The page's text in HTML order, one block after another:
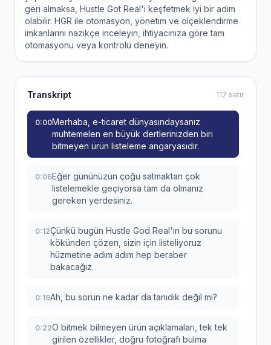
geri almaksa, Hustle Got Real'i keşfetmek iyi bir adım
olabilir. HGR ile otomasyon, yönetim ve ölçeklendirme
imkanlarını nazikçe inceleyin, ihtiyacınıza göre tam
otomasyonu veya kontrolü deneyin.
Transkript 117 satır
0:00Merhaba, e-ticaret dünyasındaysanız
muhtemelen en büyük dertlerinizden biri
bitmeyen ürün listeleme angaryasıdır.
0:06Eğer gününüzün çoğu satmaktan çok
listelemekle geçiyorsa tam da olmanız
gereken yerdesiniz.
0:12Çünkü bugün Hustle God Real'ın bu sorunu
kökünden çözen, sizin için listeliyoruz
hüzmetine adım adım hep beraber
bakacağız.
0:19Ah, bu sorun ne kadar da tanıdık değil mi?
0:22O bitmek bilmeyen ürün açıklamaları, tek tek
girilen özellikler, doğru fotoğrafı bulma